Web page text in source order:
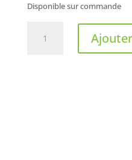
Disponible sur commande